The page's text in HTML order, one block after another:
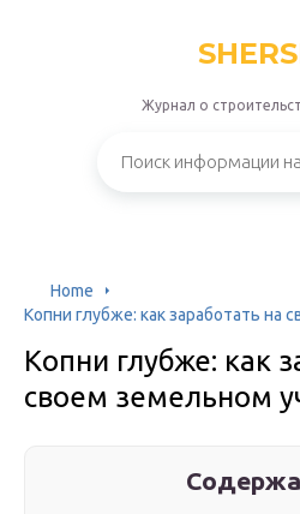
Журнал о
Home
Копни глубже: как заработать на
Копни глубже: как
своем земельном